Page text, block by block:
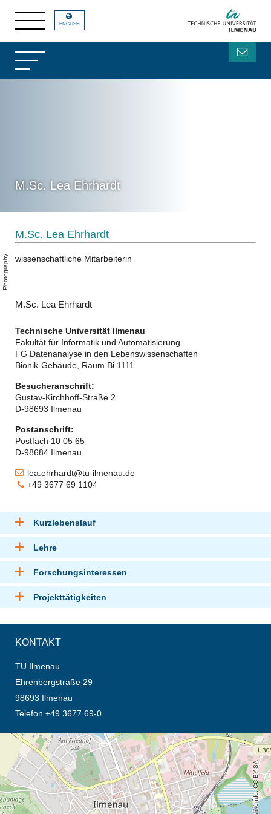
M.Sc. Lea Ehrhardt
ENGLISH
M.Sc. Lea Ehrhardt
wissenschaftliche Mitarbeiterin
y
M.Sc. Lea Ehrhardt
Technische Universität Ilmenau
Fakultät für Informatik und Automatisierung
FG Datenanalyse in den Lebenswissenschaften
Bionik-Gebäude, Raum Bi 1111
Besucheranschrift:
Gustav-Kirchhoff-Straße 2
D-98693 Ilmenau
Postanschrift:
Postfach 10 05 65
D-98684 Ilmenau
lea.ehrhardt@tu-ilmenau.de
+49 3677 69 1104
Kurzlebenslauf
Lehre
Forschungsinteressen
Projekttätigkeiten
KONTAKT
TU Ilmenau
Ehrenbergstraße 29
98693 Ilmenau
Telefon +49 3677 69-0
Öffnet die Anfahrtsbeschreibung in neuem Tab (Karte)